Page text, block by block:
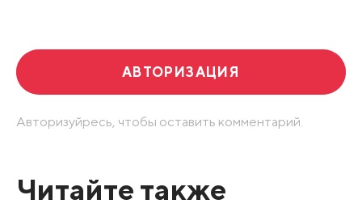
АВТОРИЗАЦИЯ
Авторизуйресь, чтобы оставить комментарий.
Читайте также